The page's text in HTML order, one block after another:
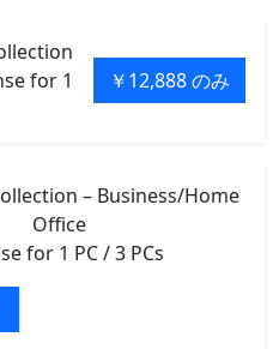
for 1
￥12,888 のみ
– Business/Home
Office
for 1 PC / 3 PCs